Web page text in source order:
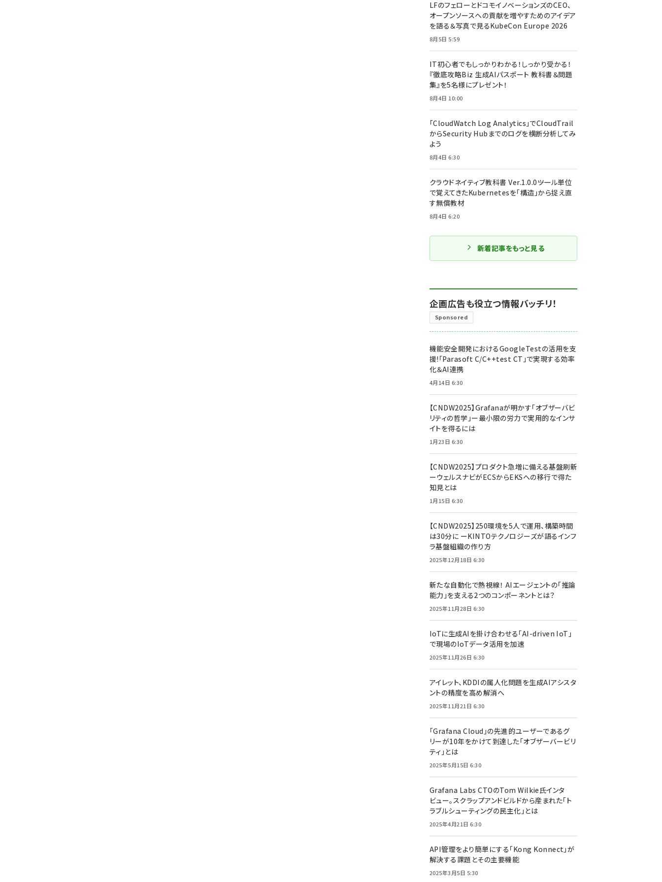
LFのフェローとドコモイノベーションズのCEO、
オープンソースへの貢献を増やすためのアイデア
を語る＆写真で見るKubeCon Europe 2026
8月5日 5:59
IT初心者でもしっかりわかる！しっかり受かる！
『徹底攻略Biz 生成AIパスポート 教科書＆問題
集』を5名様にプレゼント！
8月4日 10:00
「CloudWatch Log Analytics」でCloudTrail
からSecurity Hubまでのログを横断分析してみ
よう
8月4日 6:30
クラウドネイティブ教科書 Ver.1.0.0――ツール単位
で覚えてきたKubernetesを「構造」から捉え直
す無償教材
8月4日 6:20
新着記事をもっと見る
企画広告も役立つ情報バッチリ！
Sponsored
機能安全開発におけるGoogleTestの活用を支
援!「Parasoft C/C++test CT」で実現する効率
化＆AI連携
4月14日 6:30
【CNDW2025】Grafanaが明かす「オブザーバビ
リティの哲学」ー最小限の労力で実用的なインサ
イトを得るには
1月23日 6:30
【CNDW2025】プロダクト急増に備える基盤刷新
ーウェルスナビがECSからEKSへの移行で得た
知見とは
1月15日 6:30
【CNDW2025】250環境を5人で運用、構築時間
は30分に ーKINTOテクノロジーズが語るインフ
ラ基盤組織の作り方
2025年12月18日 6:30
新たな自動化で熱視線！ AIエージェントの「推論
能力」を支える2つのコンポーネントとは？
2025年11月28日 6:30
IoTに生成AIを掛け合わせる「AI-driven IoT」
で現場のIoTデータ活用を加速
2025年11月26日 6:30
アイレット、KDDIの属人化問題を生成AIアシスタ
ントの精度を高め解消へ
2025年11月21日 6:30
「Grafana Cloud」の先進的ユーザーであるグ
リーが10年をかけて到達した「オブザーバービリ
ティ」とは
2025年5月15日 6:30
Grafana Labs CTOのTom Wilkie氏インタ
ビュー。スクラップアンドビルドから産まれた「ト
ラブルシューティングの民主化」とは
2025年4月21日 6:30
API管理をより簡単にする「Kong Konnect」が
解決する課題とその主要機能
2025年3月5日 5:30